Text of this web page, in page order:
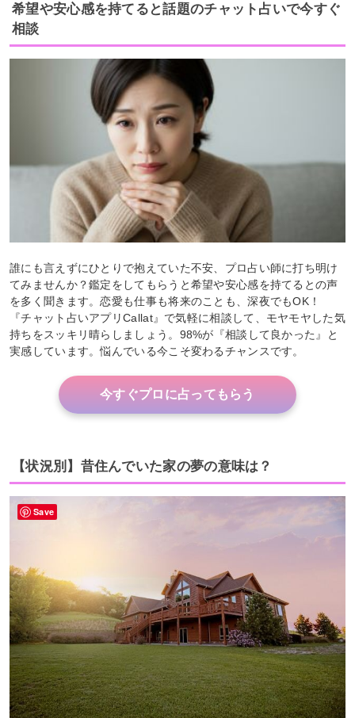
希望や安心感を持てると話題のチャット占いで今すぐ
相談
誰にも言えずにひとりで抱えていた不安、プロ占い師に打ち明け
てみませんか？鑑定をしてもらうと希望や安心感を持てるとの声
を多く聞きます。恋愛も仕事も将来のことも、深夜でもOK！
『チャット占いアプリCallat』で気軽に相談して、モヤモヤした気
持ちをスッキリ晴らしましょう。98%が『相談して良かった』と
実感しています。悩んでいる今こそ変わるチャンスです。
今すぐプロに占ってもらう
【状況別】昔住んでいた家の夢の意味は？
Save